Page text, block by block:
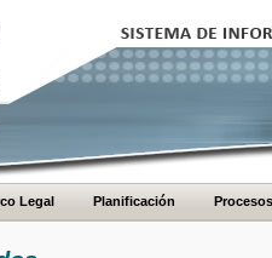
Legal Planificación Procesos